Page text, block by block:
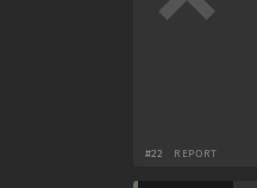
#22 REPORT